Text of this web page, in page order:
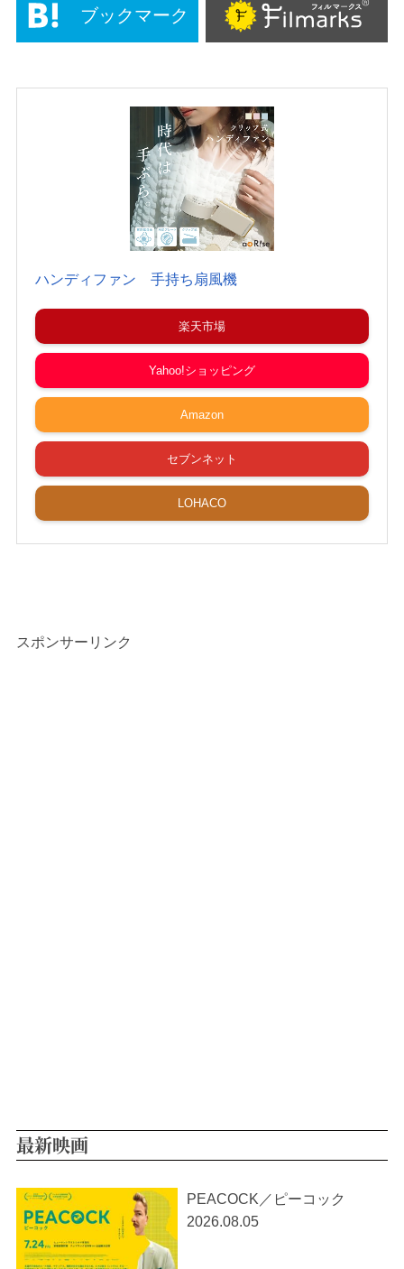
ブックマーク
ハンディファン 手持ち扇風機
楽天市場
Yahoo!ショッピング
Amazon
セブンネット
LOHACO
スポンサーリンク
最新映画
PEACOCK／ピーコック
2026.08.05